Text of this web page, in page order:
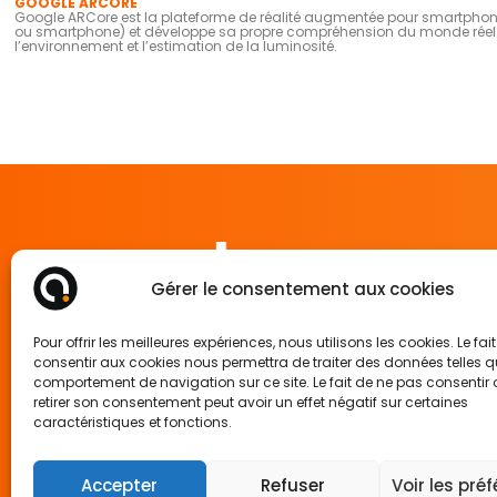
Gérer le consentement aux cookies
Pour offrir les meilleures expériences, nous utilisons les cookies. Le
consentir aux cookies nous permettra de traiter des données telles
comportement de navigation sur ce site. Le fait de ne pas consentir
retirer son consentement peut avoir un effet négatif sur certaines
caractéristiques et fonctions.
Accepter Refuser Voir les
Google ARCore est la plateforme de réalité augmentée pour
ou smartphone) et développe sa propre compréhension du monde
l’environnement et l’estimation de la luminosité.
65 rue de Glasgow
62138 Douvrin France
Mentions légales
Politique de confidentialité
Politique des cookies